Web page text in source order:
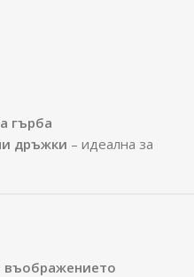
гърба
дръжки – идеална за
въображението